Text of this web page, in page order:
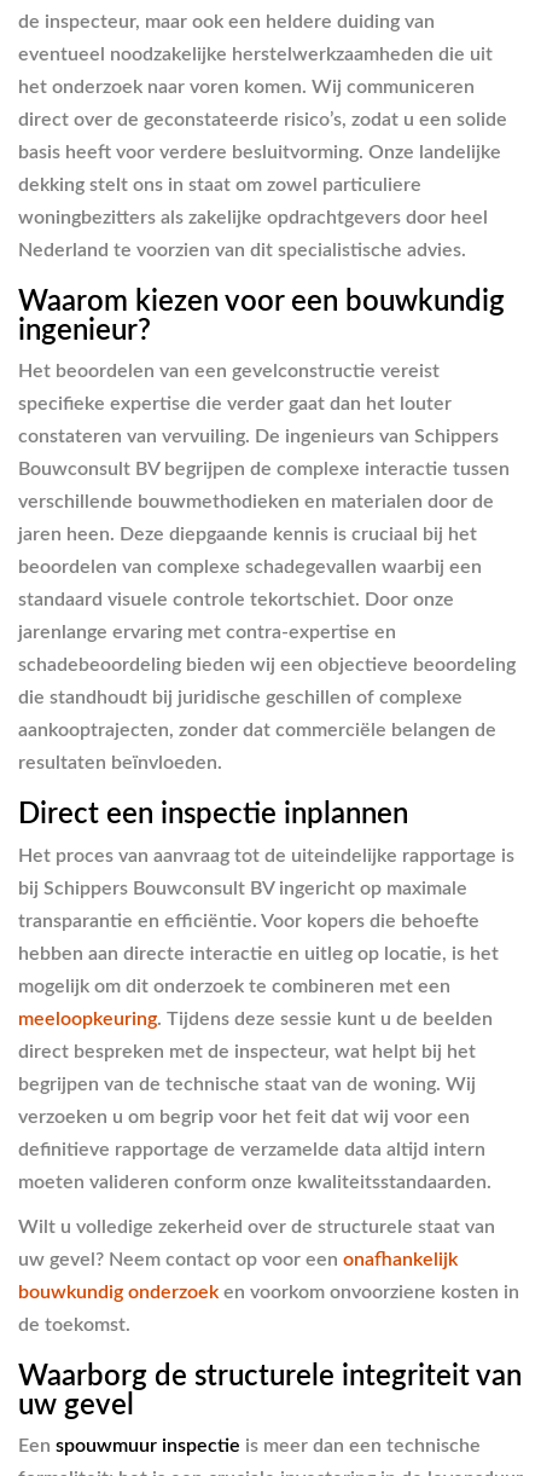
de inspecteur, maar ook een heldere duiding van
eventueel noodzakelijke herstelwerkzaamheden die uit
het onderzoek naar voren komen. Wij communiceren
direct over de geconstateerde risico’s, zodat u een solide
basis heeft voor verdere besluitvorming. Onze landelijke
dekking stelt ons in staat om zowel particuliere
woningbezitters als zakelijke opdrachtgevers door heel
Nederland te voorzien van dit specialistische advies.
Waarom kiezen voor een bouwkundig
ingenieur?
Het beoordelen van een gevelconstructie vereist
specifieke expertise die verder gaat dan het louter
constateren van vervuiling. De ingenieurs van Schippers
Bouwconsult BV begrijpen de complexe interactie tussen
verschillende bouwmethodieken en materialen door de
jaren heen. Deze diepgaande kennis is cruciaal bij het
beoordelen van complexe schadegevallen waarbij een
standaard visuele controle tekortschiet. Door onze
jarenlange ervaring met contra-expertise en
schadebeoordeling bieden wij een objectieve beoordeling
die standhoudt bij juridische geschillen of complexe
aankooptrajecten, zonder dat commerciële belangen de
resultaten beïnvloeden.
Direct een inspectie inplannen
Het proces van aanvraag tot de uiteindelijke rapportage is
bij Schippers Bouwconsult BV ingericht op maximale
transparantie en efficiëntie. Voor kopers die behoefte
hebben aan directe interactie en uitleg op locatie, is het
mogelijk om dit onderzoek te combineren met een
meeloopkeuring. Tijdens deze sessie kunt u de beelden
direct bespreken met de inspecteur, wat helpt bij het
begrijpen van de technische staat van de woning. Wij
verzoeken u om begrip voor het feit dat wij voor een
definitieve rapportage de verzamelde data altijd intern
moeten valideren conform onze kwaliteitsstandaarden.
Wilt u volledige zekerheid over de structurele staat van
uw gevel? Neem contact op voor een onafhankelijk
bouwkundig onderzoek en voorkom onvoorziene kosten in
de toekomst.
Waarborg de structurele integriteit van
uw gevel
Een spouwmuur inspectie is meer dan een technische